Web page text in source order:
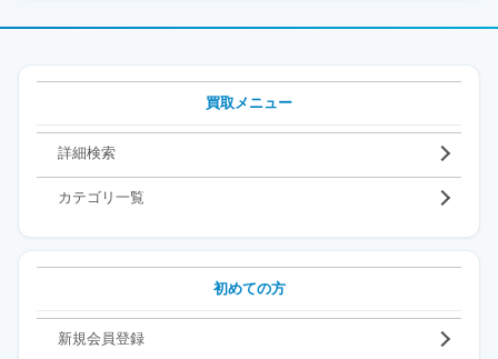
買取メニュー
詳細検索
カテゴリ一覧
初めての方
新規会員登録